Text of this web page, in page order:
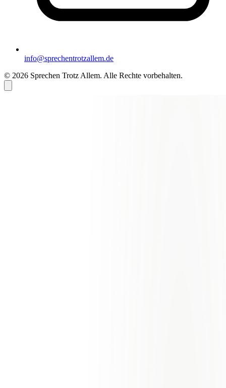
info@sprechentrotzallem.de
© 2026 Sprechen Trotz Allem. Alle Rechte vorbehalten.